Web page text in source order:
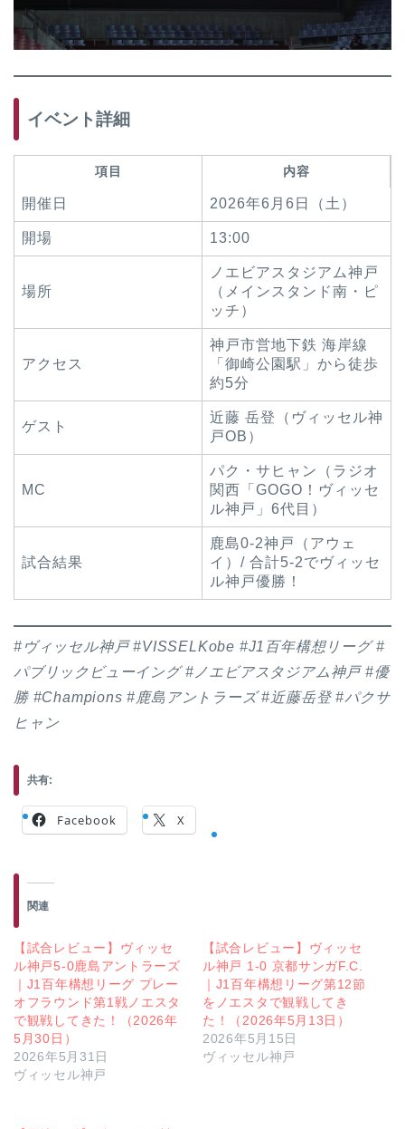
イベント詳細
項目 内容
開催日 2026年6月6日（土）
開場 13:00
場所
ノエビアスタジアム神戸
（メインスタンド南・ピ
ッチ）
アクセス
神戸市営地下鉄 海岸線
「御崎公園駅」から徒歩
約5分
ゲスト
近藤 岳登（ヴィッセル神
戸OB）
MC
パク・サヒャン（ラジオ
関西「GOGO！ヴィッセ
ル神戸」6代目）
試合結果
鹿島0-2神戸（アウェ
イ）/ 合計5-2でヴィッセ
ル神戸優勝！
#ヴィッセル神戸 #VISSELKobe #J1百年構想リーグ #
パブリックビューイング #ノエビアスタジアム神戸 #優
勝 #Champions #鹿島アントラーズ #近藤岳登 #パクサ
ヒャン
共有:
Facebook X
関連
【試合レビュー】ヴィッセ
ル神戸5-0鹿島アントラーズ
｜J1百年構想リーグ プレー
オフラウンド第1戦ノエスタ
で観戦してきた！（2026年
5月30日）
2026年5月31日
ヴィッセル神戸
【試合レビュー】ヴィッセ
ル神戸 1-0 京都サンガF.C.
｜J1百年構想リーグ第12節
をノエスタで観戦してき
た！（2026年5月13日）
2026年5月15日
ヴィッセル神戸